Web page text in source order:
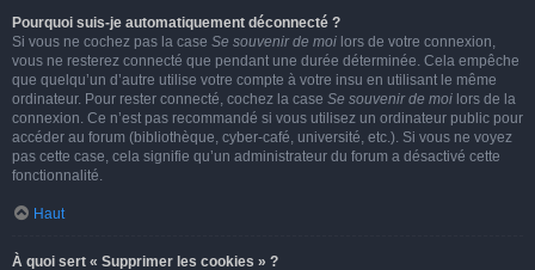
Pourquoi suis-je automatiquement déconnecté ?
Si vous ne cochez pas la case Se souvenir de moi lors de votre connexion,
vous ne resterez connecté que pendant une durée déterminée. Cela empêche
que quelqu’un d’autre utilise votre compte à votre insu en utilisant le même
ordinateur. Pour rester connecté, cochez la case Se souvenir de moi lors de la
connexion. Ce n’est pas recommandé si vous utilisez un ordinateur public pour
accéder au forum (bibliothèque, cyber-café, université, etc.). Si vous ne voyez
pas cette case, cela signifie qu’un administrateur du forum a désactivé cette
fonctionnalité.
Haut
À quoi sert « Supprimer les cookies » ?